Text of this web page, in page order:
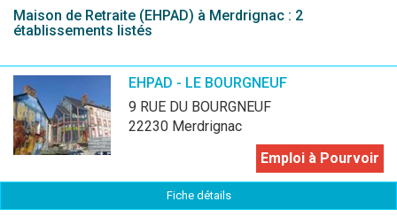
Maison de Retraite (EHPAD) à Merdrignac : 2
établissements listés
EHPAD - LE BOURGNEUF
9 RUE DU BOURGNEUF
22230 Merdrignac
Emploi à Pourvoir
Fiche détails